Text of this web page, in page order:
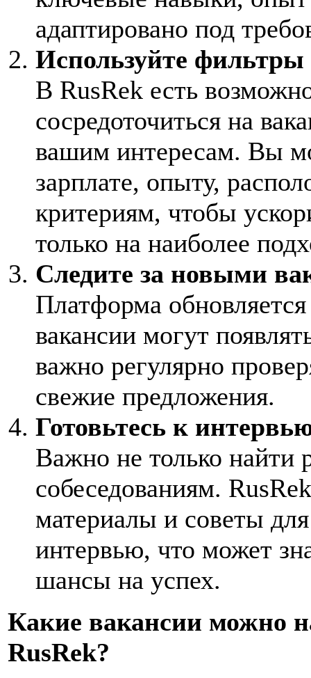
адаптировано под
Используйте фильтры
В RusRek есть
сосредоточиться на
вашим интересам. Вы
зарплате, опыту,
критериям, чтобы
только на наиболее
Следите за новыми
Платформа
вакансии могут
важно регулярно
свежие предложения.
Готовьтесь к
Важно не только найти
собеседованиям.
материалы и советы
интервью, что может
шансы на успех.
Какие вакансии можно
RusRek?